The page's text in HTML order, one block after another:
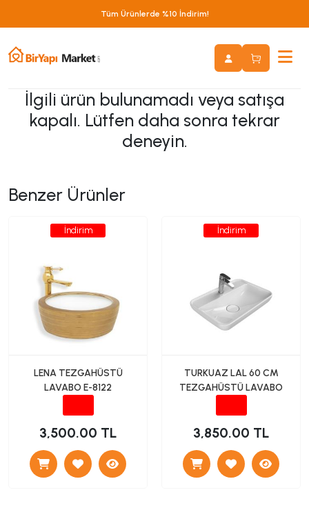
Tüm Ürünlerde %10 İndirim!
İlgili ürün bulunamadı veya satışa
kapalı. Lütfen daha sonra tekrar
deneyin.
Benzer Ürünler
İndirim
LENA TEZGAHÜSTÜ
LAVABO E-8122
3,500.00 TL
İndirim
TURKUAZ LAL 60 CM
TEZGAHÜSTÜ LAVABO
3,850.00 TL